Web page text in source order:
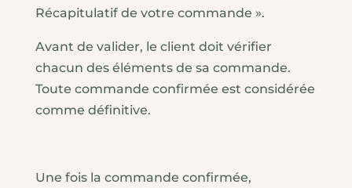
Récapitulatif de votre commande ».
Avant de valider, le client doit vérifier
chacun des éléments de sa commande.
Toute commande confirmée est considérée
comme définitive.
Une fois la commande confirmée,